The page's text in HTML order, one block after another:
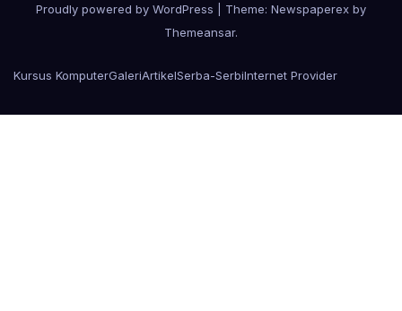
Proudly powered by WordPress
Theme: Newspaperex by
Themeansar.
Kursus KomputerGaleriArtikelSerba-SerbiInternet Provider